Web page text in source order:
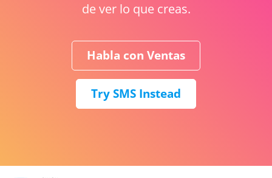
de ver lo que creas.
Habla con Ventas
Try SMS Instead